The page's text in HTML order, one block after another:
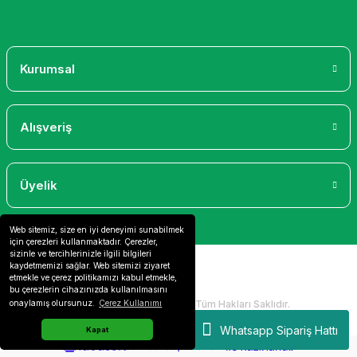
Web sitemiz, size en iyi deneyimi sunabilmek
için çerezleri kullanmaktadır. Çerezler,
sizinle ve tercihlerinizle ilgili bilgileri
kaydetmemizi sağlar. Web sitemizi ziyaret
etmekle ve çerez politikamızı kabul etmekle,
bu çerezlerin cihazınızda kullanılmasını
onaylamış olursunuz.
Çerez Kullanımı
Kapat Whatsapp Sipariş Hattı
Kurumsal
Alışveriş
Üyelik
2024 Copyright IdeaSoft - Tüm Hakları Saklıdır.